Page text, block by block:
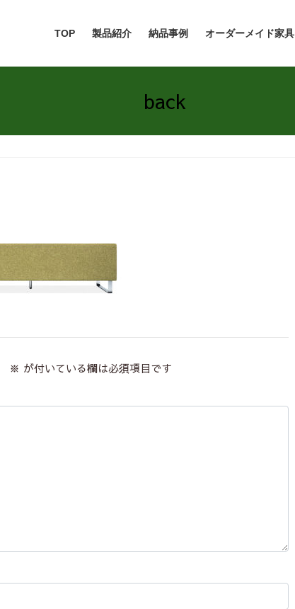
TOP 製品紹介 納品事例 オーダーメイド家具
back
※ が付いている欄は必須項目です